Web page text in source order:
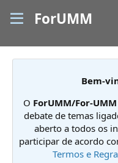
ForUMM
Bem-
O ForUMM/For-UMM
debate de temas
aberto a todos os
participar de acordo
Termos e